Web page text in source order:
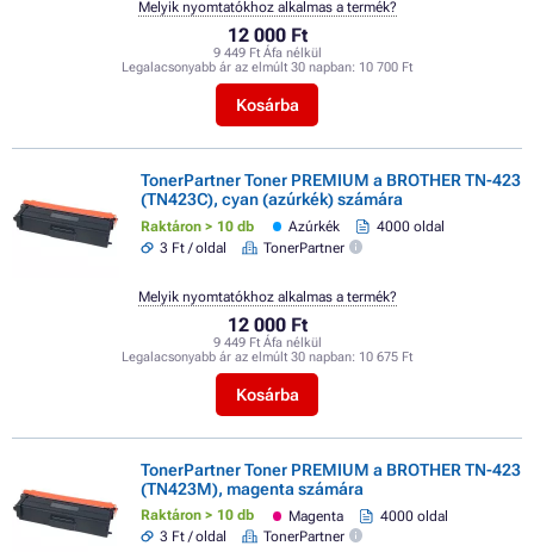
12 000 Ft
9 449 Ft Áfa nélkül
Legalacsonyabb ár az elmúlt 30 napban: 10 700 Ft
Kosárba
Melyik nyomtatókhoz alkalmas a termék?
TonerPartner Toner PREMIUM a BROTHER TN-423
(TN423C), cyan (azúrkék) számára
Raktáron > 10 db Azúrkék
4000 oldal
3 Ft / oldal
TonerPartner
12 000 Ft
9 449 Ft Áfa nélkül
Legalacsonyabb ár az elmúlt 30 napban: 10 675 Ft
Kosárba
Melyik nyomtatókhoz alkalmas a termék?
TonerPartner Toner PREMIUM a BROTHER TN-423
(TN423M), magenta számára
Raktáron > 10 db Magenta
4000 oldal
3 Ft / oldal
TonerPartner